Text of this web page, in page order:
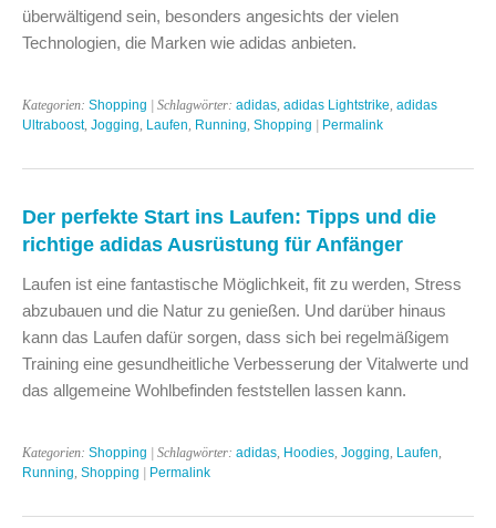
überwältigend sein, besonders angesichts der vielen
Technologien, die Marken wie adidas anbieten.
Kategorien: Shopping | Schlagwörter: adidas adidas Lightstrike adidas
Ultraboost, Jogging Laufen Running Shopping | Permalink
Der perfekte Start ins Laufen: Tipps und die
richtige adidas Ausrüstung für Anfänger
Laufen ist eine fantastische Möglichkeit, fit zu werden, Stress
abzubauen und die Natur zu genießen. Und darüber hinaus
kann das Laufen dafür sorgen, dass sich bei regelmäßigem
Training eine gesundheitliche Verbesserung der Vitalwerte und
das allgemeine Wohlbefinden feststellen lassen kann.
Kategorien: Shopping | Schlagwörter: adidas Hoodies Jogging Laufen
Running Shopping | Permalink